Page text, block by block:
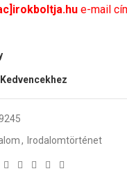
e-mail
, Irodalomtörténet